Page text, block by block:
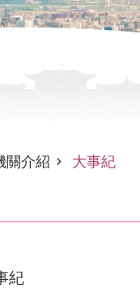
關介紹 大事紀
紀